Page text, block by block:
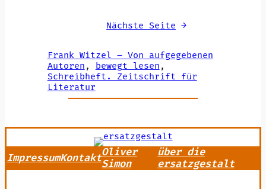
Nächste Seite →
Frank Witzel – Von aufgegebenen
Autoren , bewegt lesen
Schreibheft. Zeitschrift für
Literatur
ImpressumKontaktOliver
Simon
über die
ersatzgestalt